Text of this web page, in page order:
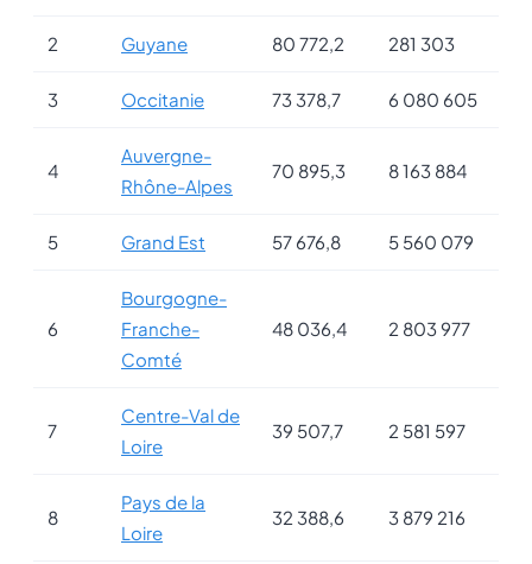
2 Guyane 80 772,2 281 303
3 Occitanie 73 378,7 6 080 605
4
Auvergne-
Rhône-Alpes
70 895,3 8 163 884
5 Grand Est 57 676,8 5 560 079
6
Bourgogne-
Franche-
Comté
48 036,4 2 803 977
7
Centre-Val de
Loire
39 507,7 2 581 597
8
Pays de la
Loire
32 388,6 3 879 216